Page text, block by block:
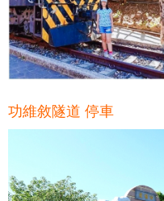
功維敘隧道 停車